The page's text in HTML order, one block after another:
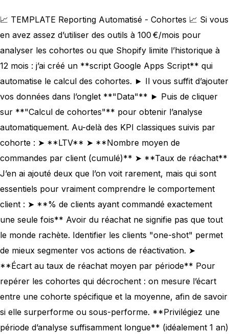
📈 TEMPLATE Reporting Automatisé - Cohortes 📈 Si vous
en avez assez d’utiliser des outils à 100 €/mois pour
analyser les cohortes ou que Shopify limite l’historique à
12 mois : j’ai créé un **script Google Apps Script** qui
automatise le calcul des cohortes. ► Il vous suffit d’ajouter
vos données dans l’onglet **"Data"** ► Puis de cliquer
sur **"Calcul de cohortes"** pour obtenir l’analyse
automatiquement. Au-delà des KPI classiques suivis par
cohorte : ➤ **LTV** ➤ **Nombre moyen de
commandes par client (cumulé)** ➤ **Taux de réachat**
J’en ai ajouté deux que l’on voit rarement, mais qui sont
essentiels pour vraiment comprendre le comportement
client : ➤ **% de clients ayant commandé exactement
une seule fois** Avoir du réachat ne signifie pas que tout
le monde rachète. Identifier les clients "one-shot" permet
de mieux segmenter vos actions de réactivation. ➤
**Écart au taux de réachat moyen par période** Pour
repérer les cohortes qui décrochent : on mesure l’écart
entre une cohorte spécifique et la moyenne, afin de savoir
si elle surperforme ou sous-performe. **Privilégiez une
période d’analyse suffisamment longue** (idéalement 1 an)